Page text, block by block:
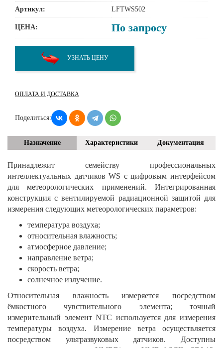
Артикул: LFTWS502
ЦЕНА: По запросу
УЗНАТЬ ЦЕНУ
ОПЛАТА И ДОСТАВКА
Поделиться:
Назначение Характеристики Документация
Принадлежит семейству профессиональных
интеллектуальных датчиков WS с цифровым интерфейсом
для метеорологических применений. Интегрированная
конструкция с вентилируемой радиационной защитой для
измерения следующих метеорологических параметров:
температура воздуха;
относительная влажность;
атмосферное давление;
направление ветра;
скорость ветра;
солнечное излучение.
Относительная влажность измеряется посредством
ёмкостного чувствительного элемента; точный
измерительный элемент NTC используется для измерения
температуры воздуха. Измерение ветра осуществляется
посредством ультразвуковых датчиков. Доступны